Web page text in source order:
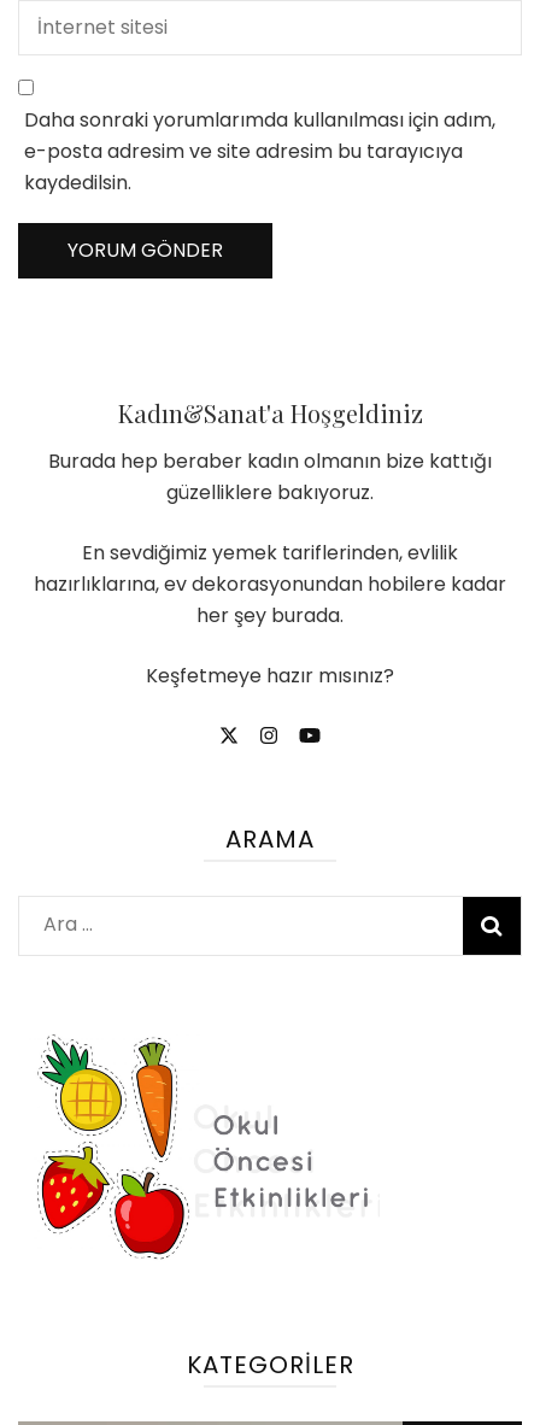
Daha sonraki yorumlarımda kullanılması için adım,
e-posta adresim ve site adresim bu tarayıcıya
kaydedilsin.
Kadın&Sanat'a Hoşgeldiniz
Burada hep beraber kadın olmanın bize kattığı
güzelliklere bakıyoruz.
En sevdiğimiz yemek tariflerinden, evlilik
hazırlıklarına, ev dekorasyonundan hobilere kadar
her şey burada.
Keşfetmeye hazır mısınız?
ARAMA
Arama:
KATEGORILER